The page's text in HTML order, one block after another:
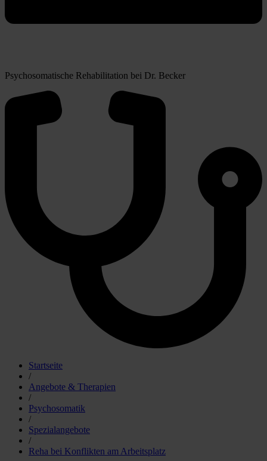
Psychosomatische Rehabilitation bei Dr. Becker
Startseite
/
Angebote & Therapien
/
Psychosomatik
/
Spezialangebote
/
Reha bei Konflikten am Arbeitsplatz